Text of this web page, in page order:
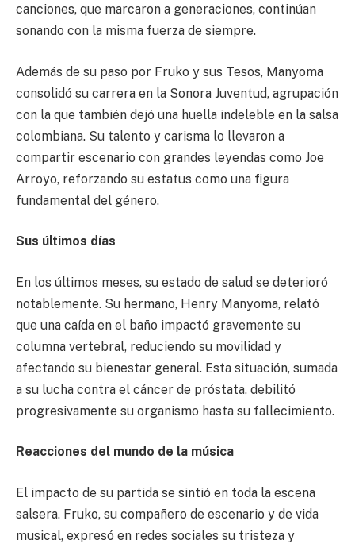
canciones, que marcaron a generaciones, continúan
sonando con la misma fuerza de siempre.
Además de su paso por Fruko y sus Tesos, Manyoma
consolidó su carrera en la Sonora Juventud, agrupación
con la que también dejó una huella indeleble en la salsa
colombiana. Su talento y carisma lo llevaron a
compartir escenario con grandes leyendas como Joe
Arroyo, reforzando su estatus como una figura
fundamental del género.
Sus últimos días
En los últimos meses, su estado de salud se deterioró
notablemente. Su hermano, Henry Manyoma, relató
que una caída en el baño impactó gravemente su
columna vertebral, reduciendo su movilidad y
afectando su bienestar general. Esta situación, sumada
a su lucha contra el cáncer de próstata, debilitó
progresivamente su organismo hasta su fallecimiento.
Reacciones del mundo de la música
El impacto de su partida se sintió en toda la escena
salsera. Fruko, su compañero de escenario y de vida
musical, expresó en redes sociales su tristeza y